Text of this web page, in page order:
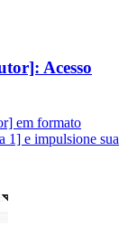
Acesso
em formato
1] e impulsione sua